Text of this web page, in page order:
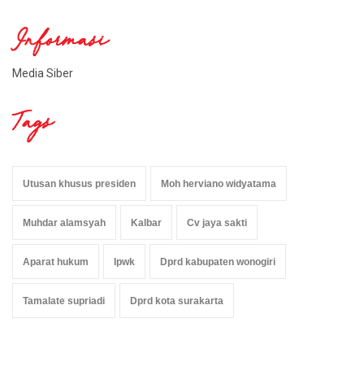
Informasi
Media Siber
Tags
Utusan khusus presiden Moh herviano widyatama
Muhdar alamsyah Kalbar Cv jaya sakti
Aparat hukum Ipwk Dprd kabupaten wonogiri
Tamalate supriadi Dprd kota surakarta